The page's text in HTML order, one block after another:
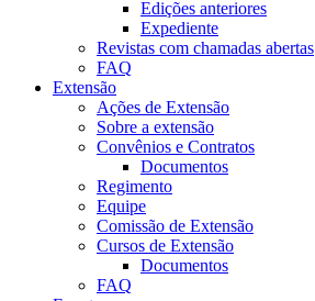
Edições anteriores
Expediente
Revistas com chamadas abertas
FAQ
Extensão
Ações de Extensão
Sobre a extensão
Convênios e Contratos
Documentos
Regimento
Equipe
Comissão de Extensão
Cursos de Extensão
Documentos
FAQ